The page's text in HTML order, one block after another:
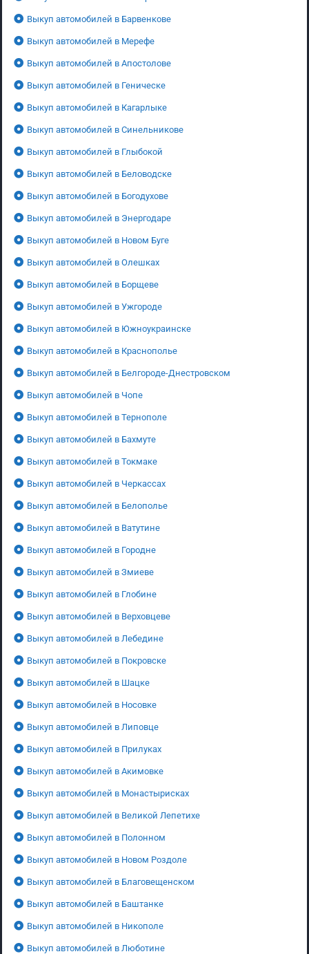
Выкуп автомобилей в Барвенкове
Выкуп автомобилей в Мерефе
Выкуп автомобилей в Апостолове
Выкуп автомобилей в Геническе
Выкуп автомобилей в Кагарлыке
Выкуп автомобилей в Синельникове
Выкуп автомобилей в Глыбокой
Выкуп автомобилей в Беловодске
Выкуп автомобилей в Богодухове
Выкуп автомобилей в Энергодаре
Выкуп автомобилей в Новом Буге
Выкуп автомобилей в Олешках
Выкуп автомобилей в Борщеве
Выкуп автомобилей в Ужгороде
Выкуп автомобилей в Южноукраинске
Выкуп автомобилей в Краснополье
Выкуп автомобилей в Белгороде-Днестровском
Выкуп автомобилей в Чопе
Выкуп автомобилей в Тернополе
Выкуп автомобилей в Бахмуте
Выкуп автомобилей в Токмаке
Выкуп автомобилей в Черкассах
Выкуп автомобилей в Белополье
Выкуп автомобилей в Ватутине
Выкуп автомобилей в Городне
Выкуп автомобилей в Змиеве
Выкуп автомобилей в Глобине
Выкуп автомобилей в Верховцеве
Выкуп автомобилей в Лебедине
Выкуп автомобилей в Покровске
Выкуп автомобилей в Шацке
Выкуп автомобилей в Носовке
Выкуп автомобилей в Липовце
Выкуп автомобилей в Прилуках
Выкуп автомобилей в Акимовке
Выкуп автомобилей в Монастырисках
Выкуп автомобилей в Великой Лепетихе
Выкуп автомобилей в Полонном
Выкуп автомобилей в Новом Роздоле
Выкуп автомобилей в Благовещенском
Выкуп автомобилей в Баштанке
Выкуп автомобилей в Никополе
Выкуп автомобилей в Люботине